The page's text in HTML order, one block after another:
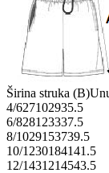
Širina struka (B)
4/627102935.5
6/828123337.5
8/1029153739.5
10/1230184141.5
12/1431 214543.5